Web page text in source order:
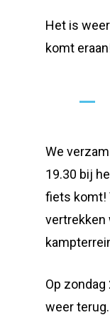
Het is
komt
We
19.30 bij
fiets komt!
vertrekken
Op
weer terug.